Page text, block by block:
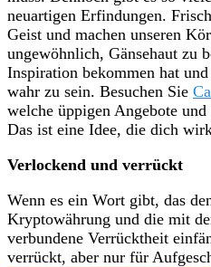
neuartigen Erfindungen.
Geist und machen unseren
ungewöhnlich, Gänsehaut zu
Inspiration bekommen hat
wahr zu sein. Besuchen Sie
welche üppigen Angebote
Das ist eine Idee, die dich
Verlockend und verrückt
Wenn es ein Wort gibt, das
Kryptowährung und die mit
verbundene Verrücktheit
verrückt, aber nur für